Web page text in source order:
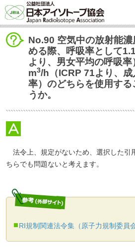
協会を知る
廃棄する
参加する
交通アクセ
お問合せ
No.90 空気中の放射能
める際、呼吸率として
より、男女平均の呼吸率
m3/h（ICRP 71より、成
率）のどちらを使用する
うか。
法令上、規定がないため、選択した引
ちらでも問題ないと考えます。
RI規制関連法令集（原子力規制委員